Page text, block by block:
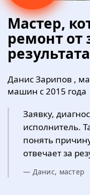
Мастер,
ремонт от
результата
Данис Зарипов ,
машин с 2015 года
Заявку,
исполнитель.
понять
отвечает за
— Данис, мастер